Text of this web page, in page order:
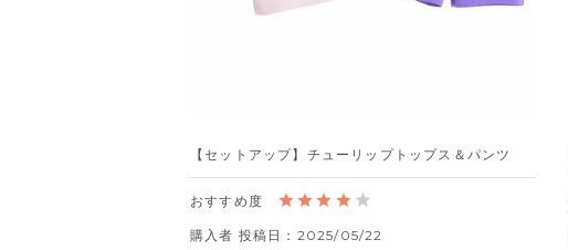
【セットアップ】チューリップトップス＆パンツ
購入者 投稿日
2025/05/22